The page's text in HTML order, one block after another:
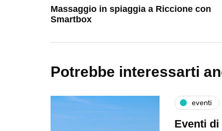
Massaggio in spiaggia a Riccione con
Smartbox
Potrebbe interessarti
eventi
Eventi di